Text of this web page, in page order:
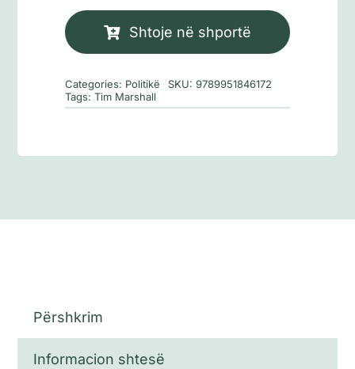
i
gjeografisë
Shtoje në shportë
Categories: Politikë SKU:9789951846172
Tags:Tim Marshall
Përshkrim
Informacion shtesë